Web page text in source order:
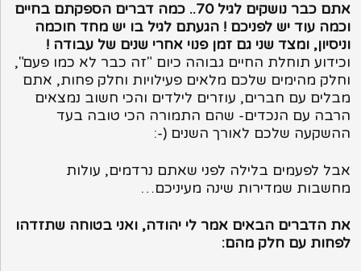
אתם כבר נושקים לגיל 70.. כמה דברים הספקתם בחיים
וכמה עוד יש לפניכם ! הגעתם לגיל בו יש מחד חוכמה
וניסיון, ומצד שני גם זמן פנוי אחרי שנים של עבודה !
וכידוע תוחלת החיים גבוהה כיום "זה כבר לא כמו פעם",
וחלק מהימים שלכם מלאים פעילויות וחלק פחות, אתם
מבלים עם חברים, עוזרים לילדים והכי חשוב נמצאים
הרבה עם הנכדים- שהם התמורה הכי טובה בעד
ההשקעה שלכם לאורך השנים (-:
אבל לפעמים בלילה לפני שאתם נרדמים, עולות
מחשבות שמדירות שינה מעיניכם…
את הדברים הבאים אמר לי יהודה, ואני בטוחה שתזדהו
לפחות עם חלק מהם: